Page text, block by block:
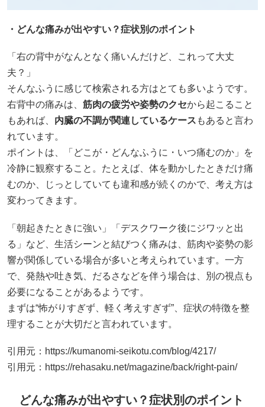
・どんな痛みが出やすい？症状別のポイント
「右の背中がなんとなく痛いんだけど、これって大丈
夫？」
そんなふうに感じて検索される方はとても多いようです。
右背中の痛みは、 筋肉の疲労や姿勢のクセから起こること
もあれば、 内臓の不調が関連しているケース もあると言わ
れています。
ポイントは、「どこが・どんなふうに・いつ痛むのか」を
冷静に観察すること。たとえば、体を動かしたときだけ痛
むのか、じっとしていても違和感が続くのかで、考え方は
変わってきます。
「朝起きたときに強い」「デスクワーク後にジワッと出
る」など、生活シーンと結びつく痛みは、筋肉や姿勢の影
響が関係している場合が多いと考えられています。一方
で、発熱や吐き気、だるさなどを伴う場合は、別の視点も
必要になることがあるようです。
まずは“怖がりすぎず、軽く考えすぎず”、症状の特徴を整
理することが大切だと言われています。
引用元： https://kumanomi-seikotu.com/blog/4217/
引用元： https://rehasaku.net/magazine/back/right-pain/
どんな痛みが出やすい？症状別のポイント